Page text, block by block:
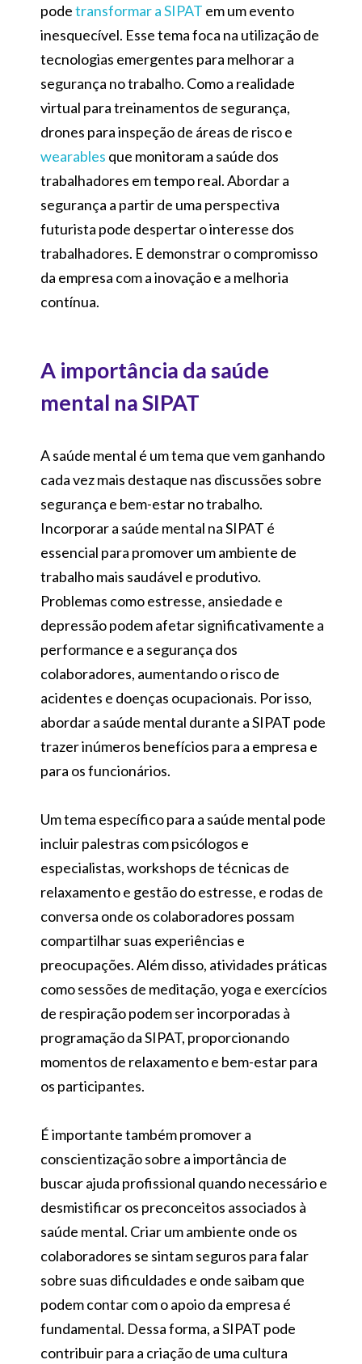
podetransformar a SIPAT em um evento
inesquecível. Esse tema foca na utilização de
tecnologias emergentes para melhorar a
segurança no trabalho. Como a realidade
virtual para treinamentos de segurança,
drones para inspeção de áreas de risco e
wearables que monitoram a saúde dos
trabalhadores em tempo real. Abordar a
segurança a partir de uma perspectiva
futurista pode despertar o interesse dos
trabalhadores. E demonstrar o compromisso
da empresa com a inovação e a melhoria
contínua.
A importância da saúde
mental na SIPAT
A saúde mental é um tema que vem ganhando
cada vez mais destaque nas discussões sobre
segurança e bem-estar no trabalho.
Incorporar a saúde mental na SIPAT é
essencial para promover um ambiente de
trabalho mais saudável e produtivo.
Problemas como estresse, ansiedade e
depressão podem afetar significativamente a
performance e a segurança dos
colaboradores, aumentando o risco de
acidentes e doenças ocupacionais. Por isso,
abordar a saúde mental durante a SIPAT pode
trazer inúmeros benefícios para a empresa e
para os funcionários.
Um tema específico para a saúde mental pode
incluir palestras com psicólogos e
especialistas, workshops de técnicas de
relaxamento e gestão do estresse, e rodas de
conversa onde os colaboradores possam
compartilhar suas experiências e
preocupações. Além disso, atividades práticas
como sessões de meditação, yoga e exercícios
de respiração podem ser incorporadas à
programação da SIPAT, proporcionando
momentos de relaxamento e bem-estar para
os participantes.
É importante também promover a
conscientização sobre a importância de
buscar ajuda profissional quando necessário e
desmistificar os preconceitos associados à
saúde mental. Criar um ambiente onde os
colaboradores se sintam seguros para falar
sobre suas dificuldades e onde saibam que
podem contar com o apoio da empresa é
fundamental. Dessa forma, a SIPAT pode
contribuir para a criação de uma cultura